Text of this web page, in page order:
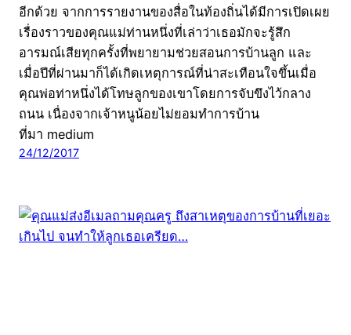
อีกด้วย จากการรายงานของสื่อในท้องถิ่นได้มีการเปิดเผย
เรื่องราวของคุณแม่ท่านหนึ่งที่เล่าว่าเธอมักจะรู้สึก
อารมณ์เสียทุกครั้งที่พยายามช่วยสอนการบ้านลูก และ
เมื่อปีที่ผ่านมาก็ได้เกิดเหตุการณ์ที่น่าสะเทือนใจขึ้นเมื่อ
คุณพ่อท่าหนึ่งได้โทษลูกของเขาโดยการจับขึงไว้กลาง
ถนน เนื่องจากเจ้าหนูน้อยไม่ยอมทำการบ้าน
ที่มา medium
24/12/2017